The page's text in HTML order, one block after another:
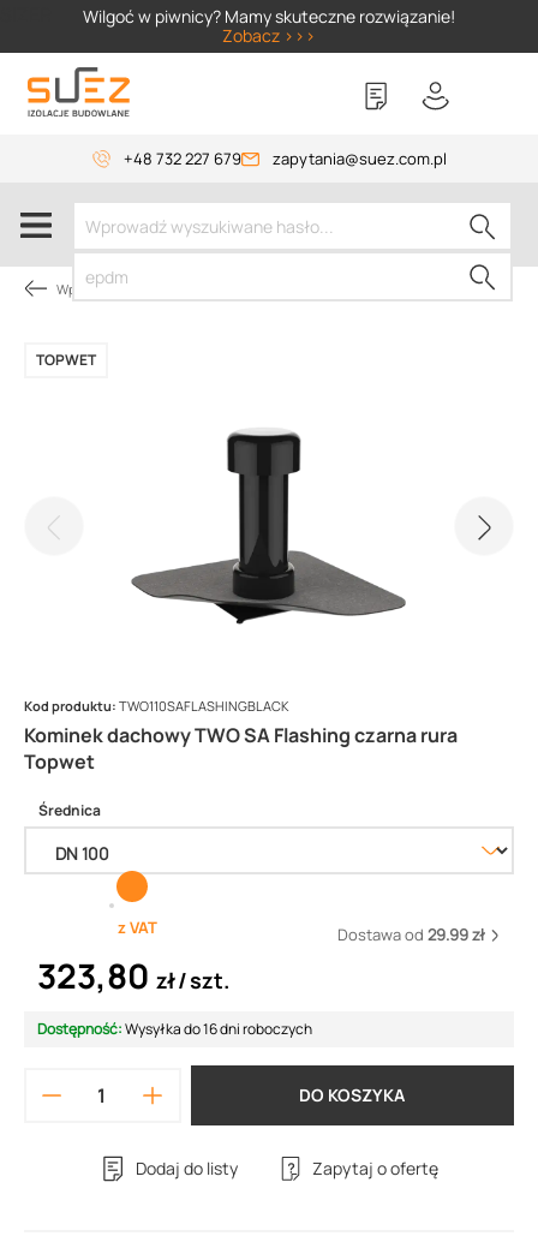
Wilgoć w piwnicy? Mamy skuteczne rozwiązanie!
Zobacz >>>
+48 732 227 679 zapytania@suez.com.pl
Wpusty i akcesoria
Kominek dachowy TWO SA Flashing czarna rura
Topwet
TOPWET
Kod produktu: TWO110SAFLASHINGBLACK
Średnica
z VAT Dostawa od 29.99 zł
323,80 zł szt.
Dostępność:Wysyłka do 16 dni roboczych
DO KOSZYKA
Dodaj do listy Zapytaj o ofertę